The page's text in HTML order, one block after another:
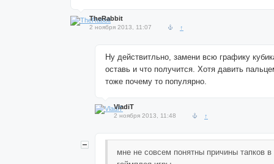
TheRabbit
2 ноября 2013, 11:07 ↑
Ну действитльно, замени всю графику
оставь и что получится. Хотя давить
тоже почему то популярно.
VladiT
2 ноября 2013, 11:48 ↑
мне не совсем понятны причины тапков в